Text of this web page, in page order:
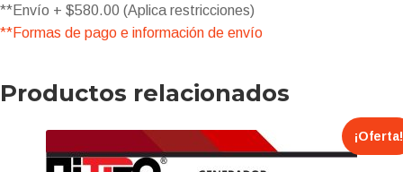
**Envío + $580.00 (Aplica restricciones)
**Formas de pago e información de envío
Productos relacionados
¡Oferta!